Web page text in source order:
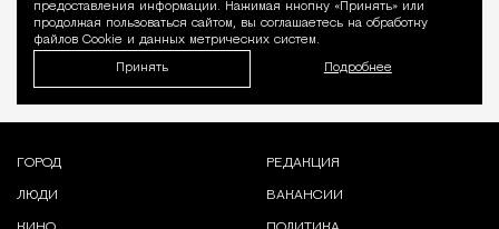
предоставления информации. Нажимая кнопку «Принять» или
продолжая пользоваться сайтом, вы соглашаетесь на обработку
файлов Cookie и данных метрических систем.
Принять Подробнее
ГОРОД
ЛЮДИ
РЕДАКЦИЯ
ВАКАНСИИ